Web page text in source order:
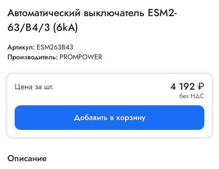
Автоматический выключатель ESM2-
63/B4/3 (6kA)
Артикул: ESM263B43
Производитель: PROMPOWER
Цена за шт. 4 192 ₽
без НДС
Добавить в корзину
Описание